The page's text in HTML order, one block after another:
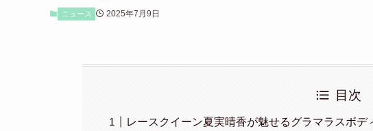
ニュース 2025年7月9日
目次
レースクイーン夏実晴香が魅せるグラマラスボデ